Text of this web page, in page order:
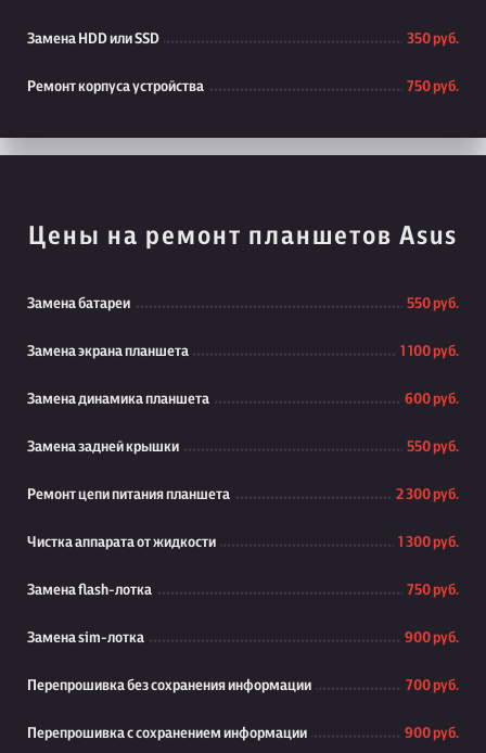
Замена HDD или SSD 350 руб.
Ремонт корпуса устройства 750 руб.
Цены на ремонт планшетов Asus
Замена батареи 550 руб.
Замена экрана планшета 1 100 руб.
Замена динамика планшета 600 руб.
Замена задней крышки 550 руб.
Ремонт цепи питания планшета 2 300 руб.
Чистка аппарата от жидкости 1 300 руб.
Замена flash-лотка 750 руб.
Замена sim-лотка 900 руб.
Перепрошивка без сохранения информации 700 руб.
Перепрошивка с сохранением информации 900 руб.